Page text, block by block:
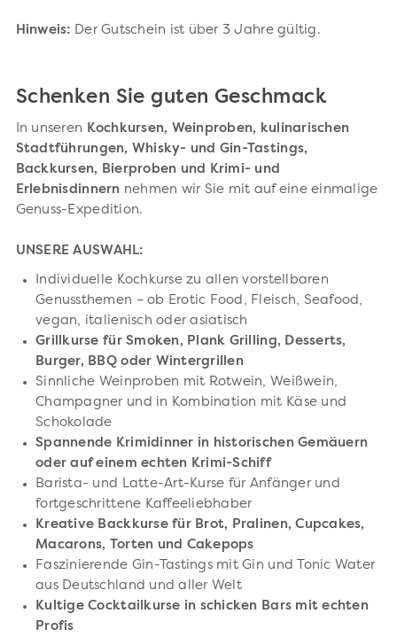
Hinweis: Der Gutschein ist über 3 Jahre gültig.
Schenken Sie guten Geschmack
In unseren Kochkursen, Weinproben, kulinarischen
Stadtführungen, Whisky- und Gin-Tastings,
Backkursen, Bierproben und Krimi- und
Erlebnisdinnern nehmen wir Sie mit auf eine einmalige
Genuss-Expedition.
UNSERE AUSWAHL:
Individuelle Kochkurse zu allen vorstellbaren
Genussthemen – ob Erotic Food, Fleisch, Seafood,
vegan, italienisch oder asiatisch
Grillkurse fürSmoken, Plank Grilling, Desserts,
Burger, BBQ oder Wintergrillen
Sinnliche Weinproben mit Rotwein, Weißwein,
Champagner und in Kombination mit Käse und
Schokolade
Spannende Krimidinner in historischen Gemäuern
oder auf einem echten Krimi-Schiff
Barista- und Latte-Art-Kurse für Anfänger und
fortgeschrittene Kaffeeliebhaber
Kreative Backkurse für Brot, Pralinen, Cupcakes,
Macarons, Torten und Cakepops
Faszinierende Gin-Tastings mit Gin und Tonic Water
aus Deutschland und aller Welt
Kultige Cocktailkurse in schicken Bars mit echten
Profis